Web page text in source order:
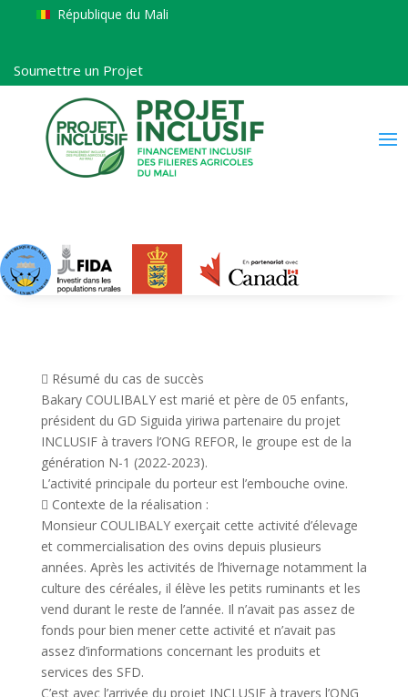
République du Mali
Soumettre un Projet
 Résumé du cas de succès
Bakary COULIBALY est marié et père de 05 enfants,
président du GD Siguida yiriwa partenaire du projet
INCLUSIF à travers l’ONG REFOR, le groupe est de la
génération N-1 (2022-2023).
L’activité principale du porteur est l’embouche ovine.
 Contexte de la réalisation :
Monsieur COULIBALY exerçait cette activité d’élevage
et commercialisation des ovins depuis plusieurs
années. Après les activités de l’hivernage notamment la
culture des céréales, il élève les petits ruminants et les
vend durant le reste de l’année. Il n’avait pas assez de
fonds pour bien mener cette activité et n’avait pas
assez d’informations concernant les produits et
services des SFD.
C’est avec l’arrivée du projet INCLUSIF à travers l’ONG